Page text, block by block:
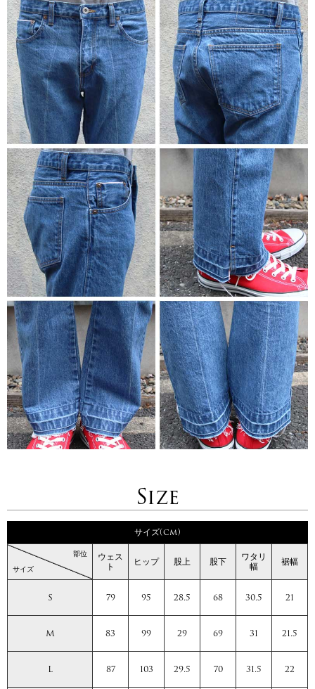
Size
サイズ(cm)
サイズ
部位 ウェス
ト ヒップ 股上 股下 ワタリ
幅 裾幅
S 79 95 28.5 68 30.5 21
M 83 99 29 69 31 21.5
L 87 103 29.5 70 31.5 22